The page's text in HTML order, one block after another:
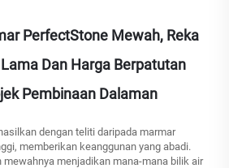
PerfectStone Mewah, Reka
Dan Harga Berpatutan
Pembinaan Dalaman
dengan teliti daripada marmar
memberikan keanggunan yang abadi.
menjadikan mana-mana bilik air